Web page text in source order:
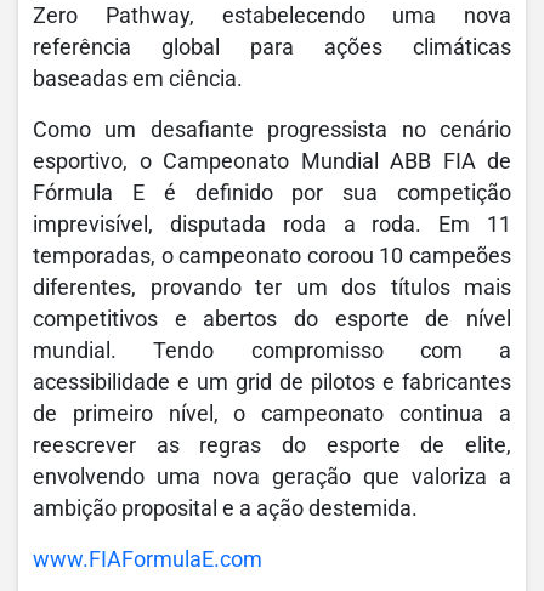
Zero Pathway, estabelecendo uma nova
referência global para ações climáticas
baseadas em ciência.
Como um desafiante progressista no cenário
esportivo, o Campeonato Mundial ABB FIA de
Fórmula E é definido por sua competição
imprevisível, disputada roda a roda. Em 11
temporadas, o campeonato coroou 10 campeões
diferentes, provando ter um dos títulos mais
competitivos e abertos do esporte de nível
mundial. Tendo compromisso com a
acessibilidade e um grid de pilotos e fabricantes
de primeiro nível, o campeonato continua a
reescrever as regras do esporte de elite,
envolvendo uma nova geração que valoriza a
ambição proposital e a ação destemida.
www.FIAFormulaE.com